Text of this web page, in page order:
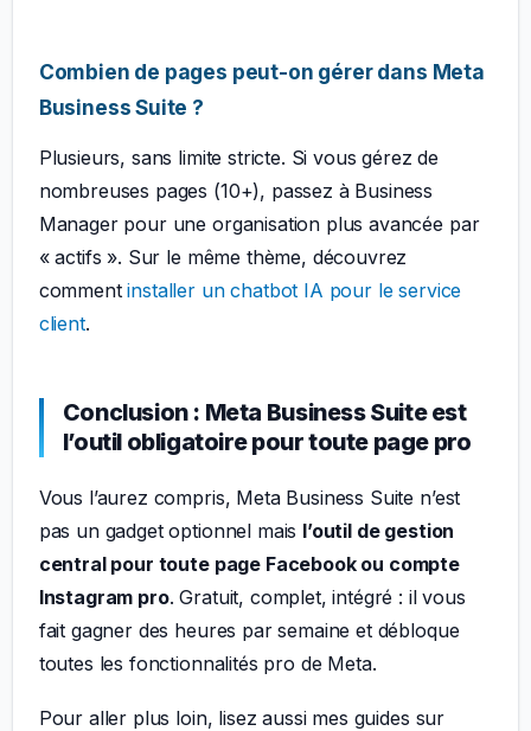
Combien de pages peut-on gérer dans Meta
Business Suite ?
Plusieurs, sans limite stricte. Si vous gérez de
nombreuses pages (10+), passez à Business
Manager pour une organisation plus avancée par
« actifs ». Sur le même thème, découvrez
commentinstaller un chatbot IA pour le service
client.
Conclusion : Meta Business Suite est
l’outil obligatoire pour toute page pro
Vous l’aurez compris, Meta Business Suite n’est
pas un gadget optionnel mais l’outil de gestion
central pour toute page Facebook ou compte
Instagram pro. Gratuit, complet, intégré : il vous
fait gagner des heures par semaine et débloque
toutes les fonctionnalités pro de Meta.
Pour aller plus loin, lisez aussi mes guides sur